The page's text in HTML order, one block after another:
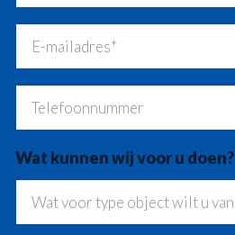
Wat kunnen wij voor u doen?